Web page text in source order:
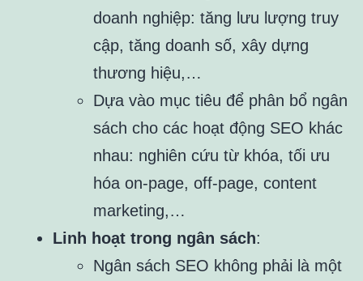
doanh nghiệp: tăng lưu lượng truy
cập, tăng doanh số, xây dựng
thương hiệu,…
Dựa vào mục tiêu để phân bổ ngân
sách cho các hoạt động SEO khác
nhau: nghiên cứu từ khóa, tối ưu
hóa on-page, off-page, content
marketing,…
Linh hoạt trong ngân sách:
Ngân sách SEO không phải là một